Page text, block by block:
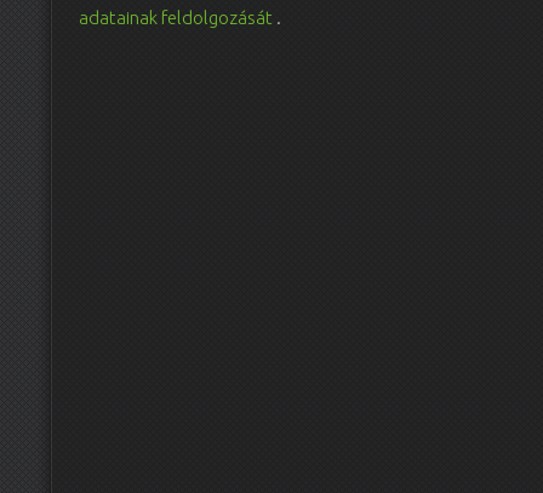
adatainak feldolgozását .